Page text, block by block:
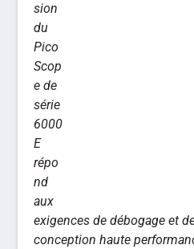
sion
du
Pico
Scop
e de
série
6000
E
répo
nd
aux
exigences de débogage et
conception haute